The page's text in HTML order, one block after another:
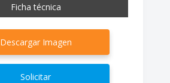
Ficha técnica
Descargar Imagen
Solicitar